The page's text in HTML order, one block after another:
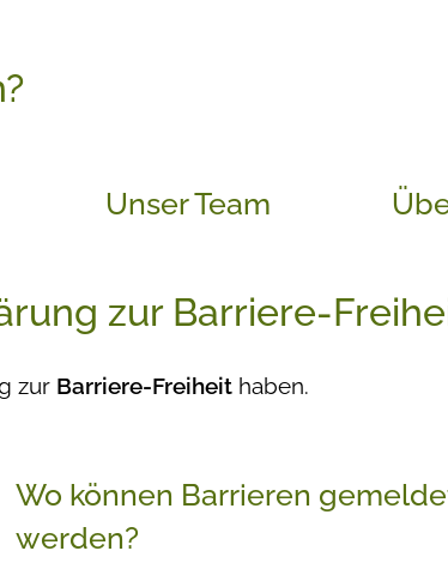
Unser Team
zur Barriere-
zur Barriere-Freiheit haben.
Wo können Barrieren
werden?